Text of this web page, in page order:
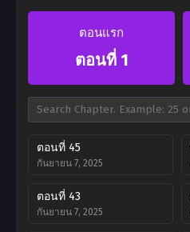
ตอนแรก
ตอนที่ 1
ตอนที่ 45
กันยายน 7, 2025
ตอนที่ 43
กันยายน 7, 2025